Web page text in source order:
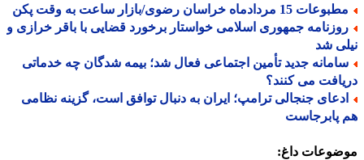
15 مردادماه خراسان رضوی/بازار ساعت به وقت پکن
جمهوری اسلامی خواستار برخورد قضایی با باقر خرازی و
شد
جدید تأمین اجتماعی فعال شد؛ بیمه شدگان چه خدماتی
می کنند؟
جنجالی ترامپ؛ ایران به دنبال توافق است، گزینه نظامی
پابرجاست
داغ: